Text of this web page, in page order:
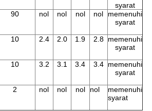
syarat
90 nol nol nol nol
memenuhi
syarat
10 2.4 2.0 1.9 2.8 memenuhi
syarat
10 3.2 3.1 3.4 3.4 memenuhi
syarat
2 nol nol nol nol
memenuhi
syarat